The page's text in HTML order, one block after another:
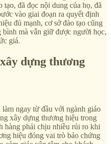
tạo, đã đọc nội dung của họ, đã
vào giai đoạn ra quyết định
đủ mạnh, cơ sở đào tạo cũng
bình mà vẫn giữ được người học,
giá.
dựng thương
ngay từ đầu với ngành giáo
xây dựng thương hiệu trong
hàng phải chịu nhiều rủi ro khi
hiệu đóng vai trò bảo chứng